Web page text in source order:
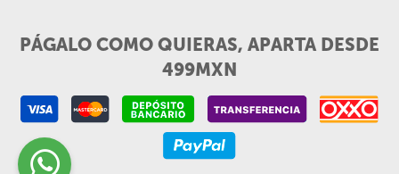
PÁGALO COMO QUIERAS, APARTA DESDE
499MXN